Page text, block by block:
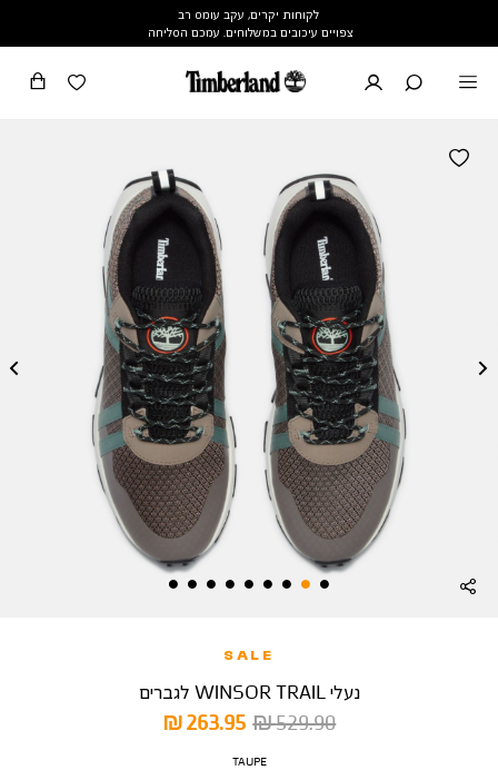
לקוחות יקרים, עקב עומס רב
צפויים עיכובים במשלוחים. עמכם הסליחה
SALE
נעלי WINSOR TRAIL לגברים
מחיר
מוצר
263.95 ₪
מחיר
529.90 ₪
צבע
TAUPE